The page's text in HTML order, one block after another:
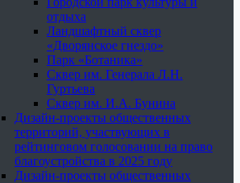
отдыха
Ландшафтный сквер
«Дворянское гнездо»
Парк «Ботаника»
Сквер им. Генерала Л.Н.
Гуртьева
Сквер им. И.А. Бунина
Дизайн-проекты общественных
территорий, участвующих в
рейтинговом голосовании на право
благоустройства в 2025 году
Дизайн-проекты общественных